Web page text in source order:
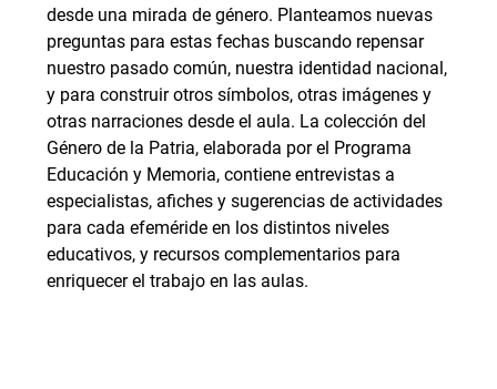
desde una mirada de género. Planteamos nuevas
preguntas para estas fechas buscando repensar
nuestro pasado común, nuestra identidad nacional,
y para construir otros símbolos, otras imágenes y
otras narraciones desde el aula. La colección del
Género de la Patria, elaborada por el Programa
Educación y Memoria, contiene entrevistas a
especialistas, afiches y sugerencias de actividades
para cada efeméride en los distintos niveles
educativos, y recursos complementarios para
enriquecer el trabajo en las aulas.